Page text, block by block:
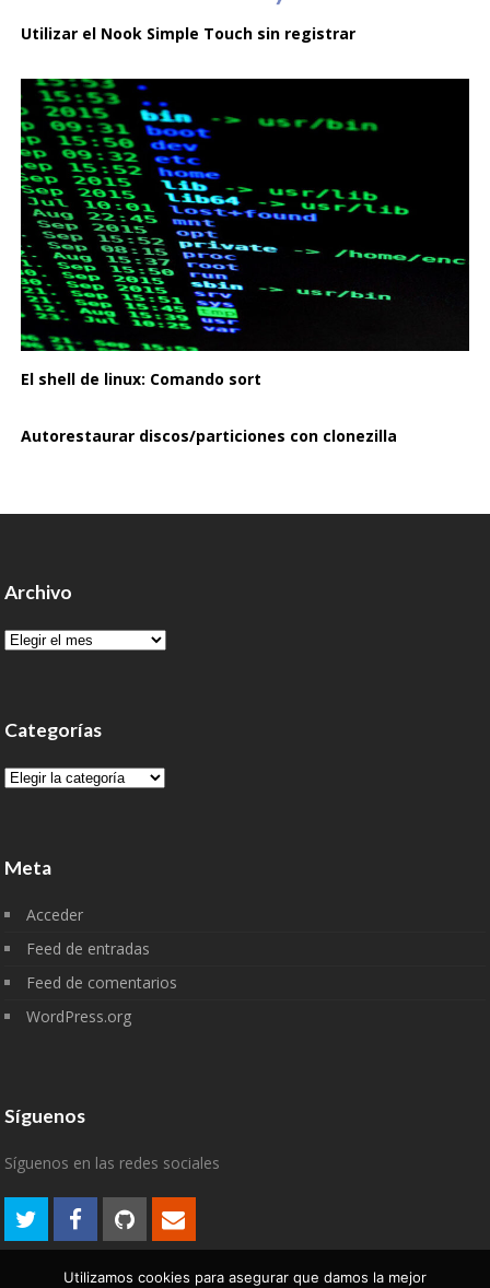
Utilizar el Nook Simple Touch sin registrar
El shell de linux: Comando sort
Autorestaurar discos/particiones con clonezilla
Archivo
Archivo
Categorías
Categorías
Meta
Acceder
Feed de entradas
Feed de comentarios
WordPress.org
Síguenos
Síguenos en las redes sociales
Utilizamos cookies para asegurar que damos la mejor